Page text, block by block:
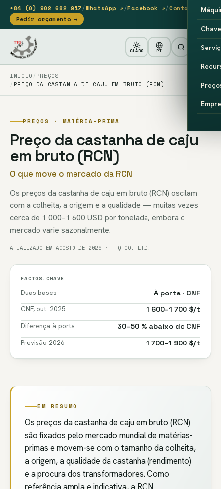
+84 (0) 902 682 917/WhatsApp ↗/Facebook ↗/Contacto
Pedir orçamento →
CLARO PT
INÍCIO
PREÇOS
PREÇO DA CASTANHA DE CAJU EM BRUTO (RCN)
PREÇOS · MATÉRIA-PRIMA
Preço da castanha de caju
em bruto (RCN)
O que move o mercado da RCN
Os preços da castanha de caju em bruto (RCN) oscilam
com a colheita, a origem e a qualidade — muitas vezes
cerca de 1 000–1 600 USD por tonelada, embora o
mercado varie sazonalmente.
ATUALIZADO EM AGOSTO DE 2026 · TTQ CO. LTD.
FACTOS-CHAVE
Duas bases
À porta · CNF
CNF, out. 2025
1 600–1 700 $/t
Diferença à porta
30–50 % abaixo do CNF
Previsão 2026
1 700–1 900 $/t
EM RESUMO
Os preços da castanha de caju em bruto (RCN)
são fixados pelo mercado mundial de matérias-
primas e movem-se com o tamanho da colheita,
a origem, a qualidade da castanha (rendimento)
e a procura dos transformadores. Como
referência ampla e indicativa, a RCN